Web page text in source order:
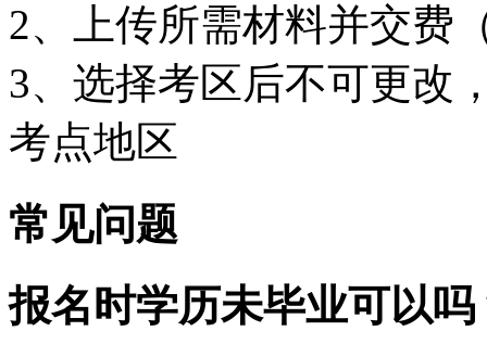
2、上传所需材料并交费
3、选择考区后不可更改
考点地区
常见问题
报名时学历未毕业可以吗